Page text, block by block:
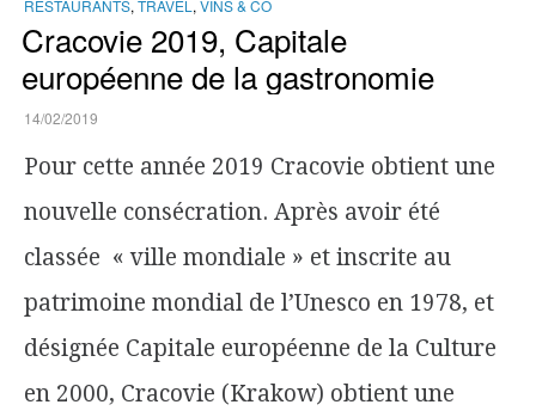
RESTAURANTS, TRAVEL , VINS & CO
Cracovie 2019, Capitale
européenne de la gastronomie
14/02/2019
Pour cette année 2019 Cracovie obtient une
nouvelle consécration. Après avoir été
classée « ville mondiale » et inscrite au
patrimoine mondial de l’Unesco en 1978, et
désignée Capitale européenne de la Culture
en 2000, Cracovie (Krakow) obtient une